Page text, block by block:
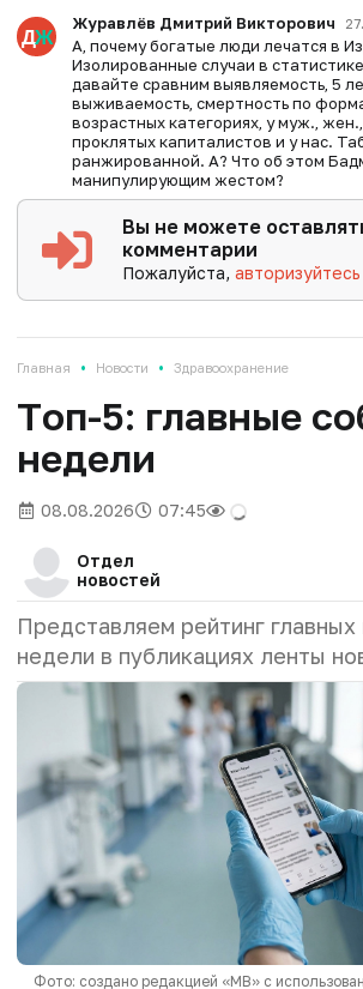
Журавлёв Дмитрий Викторович
А, почему богатые люди лечатся в
Изолированные случаи в
давайте сравним выявляемость, 5
выживаемость, смертность по
возрастных категориях, у муж.,
проклятых капиталистов и у нас.
ранжированной. А? Что об этом
манипулирующим жестом?
Вы не можете
комментарии
Пожалуйста,авторизуйтесь
Главная • Новости • Здравоохранение
Tоп-5: главные
недели
08.08.2026 07:45
Отдел
новостей
Представляем рейтинг главных
недели в публикациях ленты
Фото: создано редакцией «МВ» с